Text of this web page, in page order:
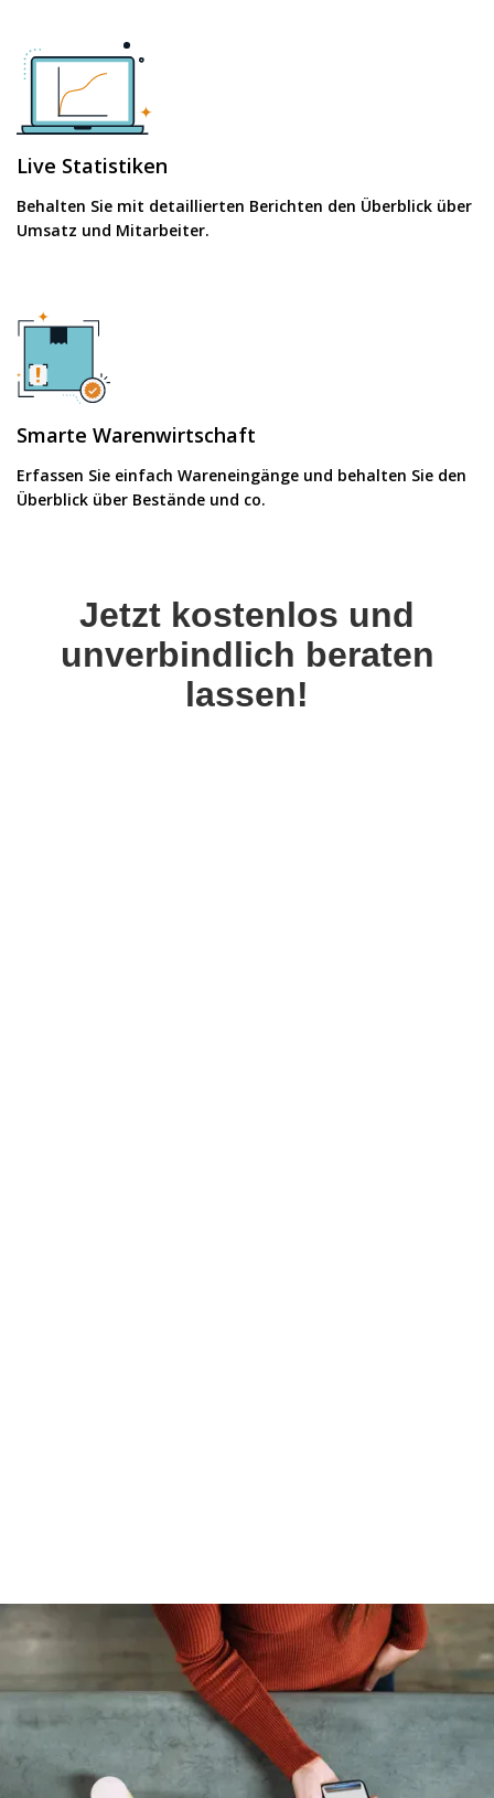
Live Statistiken
Behalten Sie mit detaillierten Berichten den Überblick über
Umsatz und Mitarbeiter.
Smarte Warenwirtschaft
Erfassen Sie einfach Wareneingänge und behalten Sie den
Überblick über Bestände und co.
Jetzt kostenlos und
unverbindlich beraten
lassen!